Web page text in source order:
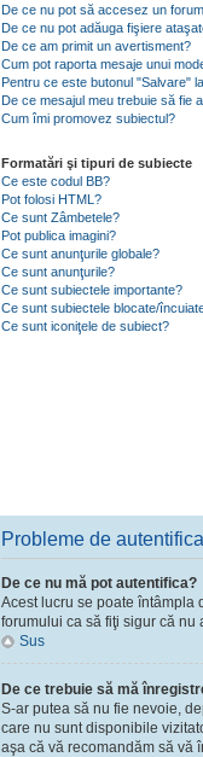
De ce nu pot să accesez un
De ce nu pot adăuga fişiere
De ce am primit un avertisment?
Cum pot raporta mesaje unui
Pentru ce este butonul "Salvare"
De ce mesajul meu trebuie să fie
Cum îmi promovez subiectul?
Formatări şi tipuri de subiecte
Ce este codul BB?
Pot folosi HTML?
Ce sunt Zâmbetele?
Pot publica imagini?
Ce sunt anunţurile globale?
Ce sunt anunţurile?
Ce sunt subiectele importante?
Ce sunt subiectele blocate/
Ce sunt iconiţele de subiect?
Probleme de
De ce nu mă pot autentifica?
Acest lucru se poate întâmpla
forumului ca să fiţi sigur că
Sus
De ce trebuie să mă
S-ar putea să nu fie nevoie,
care nu sunt disponibile
aşa că vă recomandăm să vă